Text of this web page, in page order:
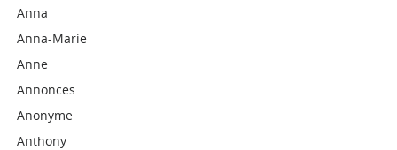
Anna
Anna-Marie
Anne
Annonces
Anonyme
Anthony